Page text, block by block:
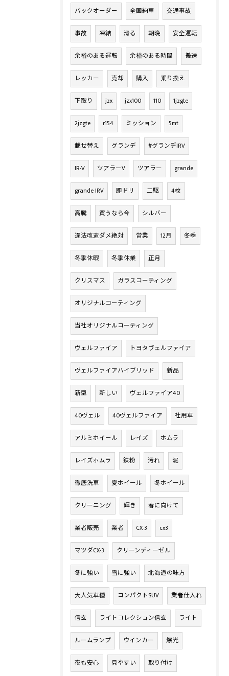
バックオーダー 全国納車 交通事故
事故 凍結 滑る 朝晩 安全運転
余裕のある運転 余裕のある時間 搬送
レッカー 売却 購入 乗り換え
下取り jzx jzx100 110 1jzgte
2jzgte r154 ミッション 5mt
載せ替え グランデ #グランデIRV
IR-V ツアラーV ツアラー grande
grande IRV 即ドリ 二駆 4枚
高騰 買うなら今 シルバー
違法改造ダメ絶対 営業 12月 冬季
冬季休暇 冬季休業 正月
クリスマス ガラスコーティング
オリジナルコーティング
当社オリジナルコーティング
ヴェルファイア トヨタヴェルファイア
ヴェルファイアハイブリッド 新品
新型 新しい ヴェルファイア40
40ヴェル 40ヴェルファイア 社用車
アルミホイール レイズ ホムラ
レイズホムラ 鉄粉 汚れ 泥
徹底洗車 夏ホイール 冬ホイール
クリーニング 輝き 春に向けて
業者販売 業者 CX-3 cx3
マツダCX-3 クリーンディーゼル
冬に強い 雪に強い 北海道の味方
大人気車種 コンパクトSUV 業者仕入れ
信玄 ライトコレクション信玄 ライト
ルームランプ ウインカー 爆光
夜も安心 見やすい 取り付け